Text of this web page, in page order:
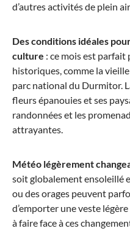
d’autres activités de plein
Des conditions idéales
culture : ce mois est
historiques, comme la
parc national du Durmitor.
fleurs épanouies et ses
randonnées et les
attrayantes.
Météo légèrement
soit globalement ensoleillé
ou des orages peuvent
d’emporter une veste
à faire face à ces